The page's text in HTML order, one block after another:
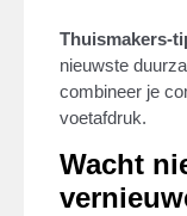
Thuismakers-
nieuwste
combineer je
voetafdruk.
Wacht